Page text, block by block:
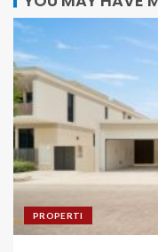
PROPERTI